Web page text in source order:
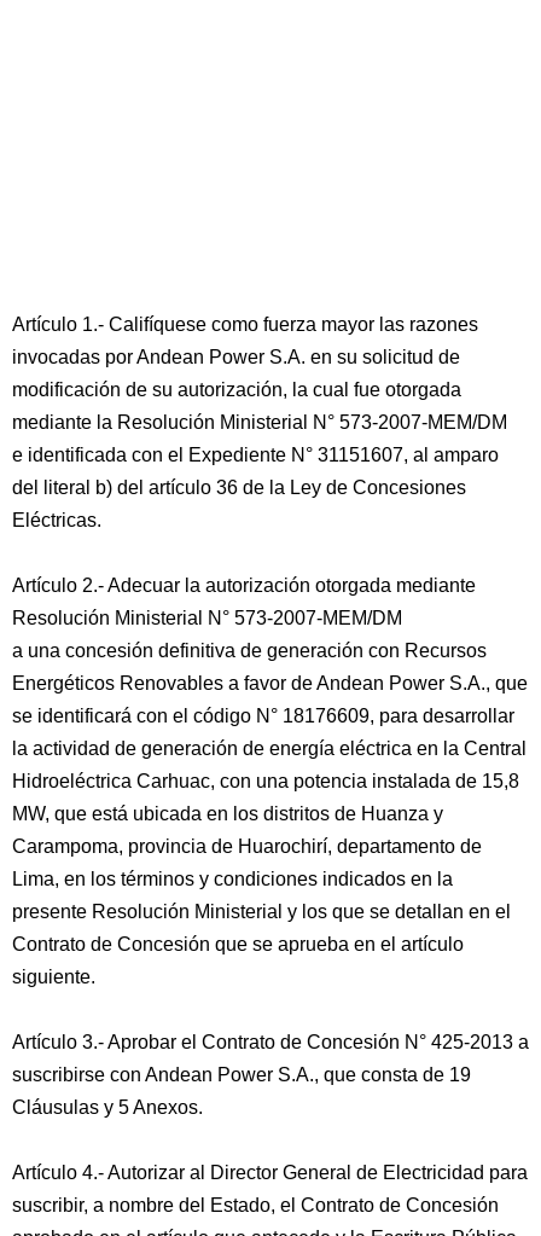
Artículo 1.- Califíquese como fuerza mayor las razones
invocadas por Andean Power S.A. en su solicitud de
modificación de su autorización, la cual fue otorgada
mediante la Resolución Ministerial N° 573-2007-MEM/DM
e identificada con el Expediente N° 31151607, al amparo
del literal b) del artículo 36 de la Ley de Concesiones
Eléctricas.
Artículo 2.- Adecuar la autorización otorgada mediante
Resolución Ministerial N° 573-2007-MEM/DM
a una concesión definitiva de generación con Recursos
Energéticos Renovables a favor de Andean Power S.A., que
se identificará con el código N° 18176609, para desarrollar
la actividad de generación de energía eléctrica en la Central
Hidroeléctrica Carhuac, con una potencia instalada de 15,8
MW, que está ubicada en los distritos de Huanza y
Carampoma, provincia de Huarochirí, departamento de
Lima, en los términos y condiciones indicados en la
presente Resolución Ministerial y los que se detallan en el
Contrato de Concesión que se aprueba en el artículo
siguiente.
Artículo 3.- Aprobar el Contrato de Concesión N° 425-2013 a
suscribirse con Andean Power S.A., que consta de 19
Cláusulas y 5 Anexos.
Artículo 4.- Autorizar al Director General de Electricidad para
suscribir, a nombre del Estado, el Contrato de Concesión